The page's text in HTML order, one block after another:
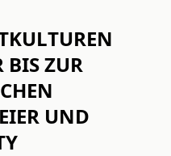
BIS ZUR
UND